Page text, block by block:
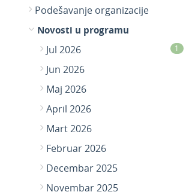
Podešavanje organizacije
Novosti u programu
Jul 2026
1
Jun 2026
Maj 2026
April 2026
Mart 2026
Februar 2026
Decembar 2025
Novembar 2025